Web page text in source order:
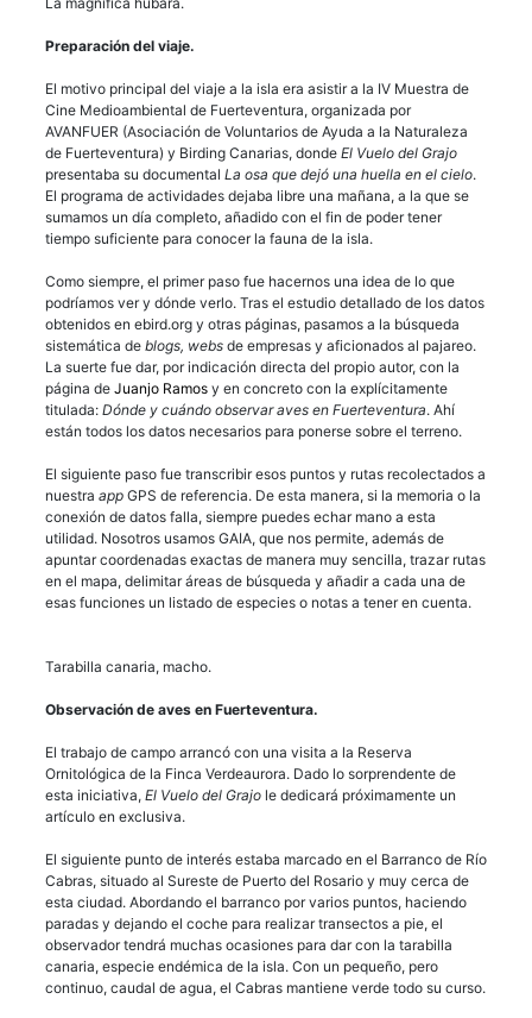
Preparación del viaje.
El motivo principal del viaje a la isla era asistir a la IV Muestra de
Cine Medioambiental de Fuerteventura, organizada por
AVANFUER (Asociación de Voluntarios de Ayuda a la Naturaleza
de Fuerteventura) y Birding Canarias, donde El Vuelo del Grajo
presentaba su documental La osa que dejó una huella en el cielo.
El programa de actividades dejaba libre una mañana, a la que se
sumamos un día completo, añadido con el fin de poder tener
tiempo suficiente para conocer la fauna de la isla.
Como siempre, el primer paso fue hacernos una idea de lo que
podríamos ver y dónde verlo. Tras el estudio detallado de los datos
obtenidos en ebird.org y otras páginas, pasamos a la búsqueda
sistemática de blogs, webs de empresas y aficionados al pajareo.
La suerte fue dar, por indicación directa del propio autor, con la
página de Juanjo Ramos y en concreto con la explícitamente
titulada: Dónde y cuándo observar aves en Fuerteventura. Ahí
están todos los datos necesarios para ponerse sobre el terreno.
El siguiente paso fue transcribir esos puntos y rutas recolectados a
nuestra app GPS de referencia. De esta manera, si la memoria o la
conexión de datos falla, siempre puedes echar mano a esta
utilidad. Nosotros usamos GAIA, que nos permite, además de
apuntar coordenadas exactas de manera muy sencilla, trazar rutas
en el mapa, delimitar áreas de búsqueda y añadir a cada una de
esas funciones un listado de especies o notas a tener en cuenta.
Tarabilla canaria, macho.
Observación de aves en Fuerteventura.
El trabajo de campo arrancó con una visita a la Reserva
Ornitológica de la Finca Verdeaurora. Dado lo sorprendente de
esta iniciativa, El Vuelo del Grajo le dedicará próximamente un
artículo en exclusiva.
El siguiente punto de interés estaba marcado en el Barranco de Río
Cabras, situado al Sureste de Puerto del Rosario y muy cerca de
esta ciudad. Abordando el barranco por varios puntos, haciendo
paradas y dejando el coche para realizar transectos a pie, el
observador tendrá muchas ocasiones para dar con la tarabilla
canaria, especie endémica de la isla. Con un pequeño, pero
continuo, caudal de agua, el Cabras mantiene verde todo su curso.